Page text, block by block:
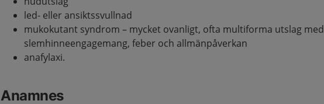
led- eller ansiktssvullnad
mukokutant syndrom – mycket ovanligt, ofta multiforma utslag med
slemhinneengagemang, feber och allmänpåverkan
anafylaxi.
Anamnes